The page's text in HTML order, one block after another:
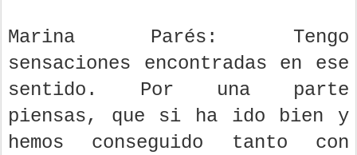
Marina Parés: Tengo
sensaciones encontradas en ese
sentido. Por una parte
piensas, que si ha ido bien y
hemos conseguido tanto con